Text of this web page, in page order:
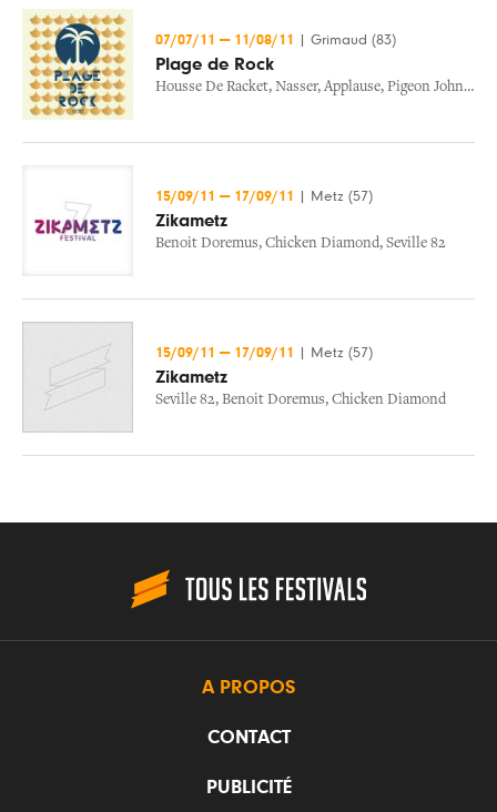
07/07/11 — 11/08/11 Grimaud (83)
Plage de Rock
Housse De Racket, Nasser, Applause, Pigeon John,
15/09/11 — 17/09/11 Metz (57)
Zikametz
Benoit Doremus, Chicken Diamond, Seville 82
15/09/11 — 17/09/11 Metz (57)
Zikametz
Seville 82, Benoit Doremus, Chicken Diamond
A PROPOS
CONTACT
PUBLICITÉ